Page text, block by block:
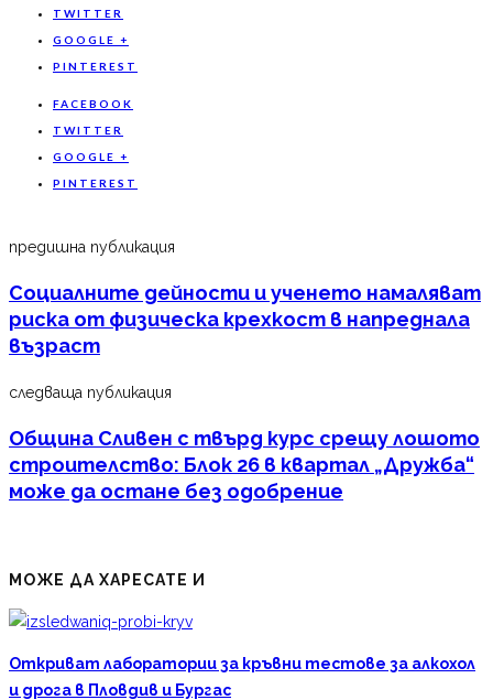
TWITTER
GOOGLE +
PINTEREST
FACEBOOK
TWITTER
GOOGLE +
PINTEREST
предишна публикация
Социалните дейности и ученето намаляват
риска от физическа крехкост в напреднала
възраст
следваща публикация
Община Сливен с твърд курс срещу лошото
строителство: Блок 26 в квартал „Дружба“
може да остане без одобрение
МОЖЕ ДА ХАРЕСАТЕ И
Откриват лаборатории за кръвни тестове за алкохол
и дрога в Пловдив и Бургас